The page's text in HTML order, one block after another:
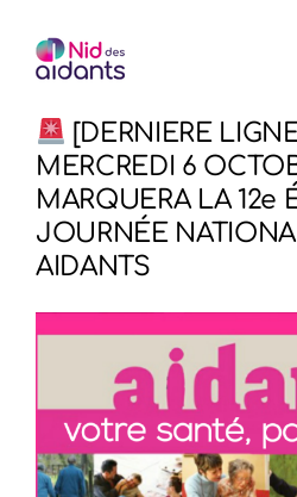
contenu
[DERNIERE
MERCREDI 6
MARQUERA LA 12e
JOURNÉE
AIDANTS
agrandie